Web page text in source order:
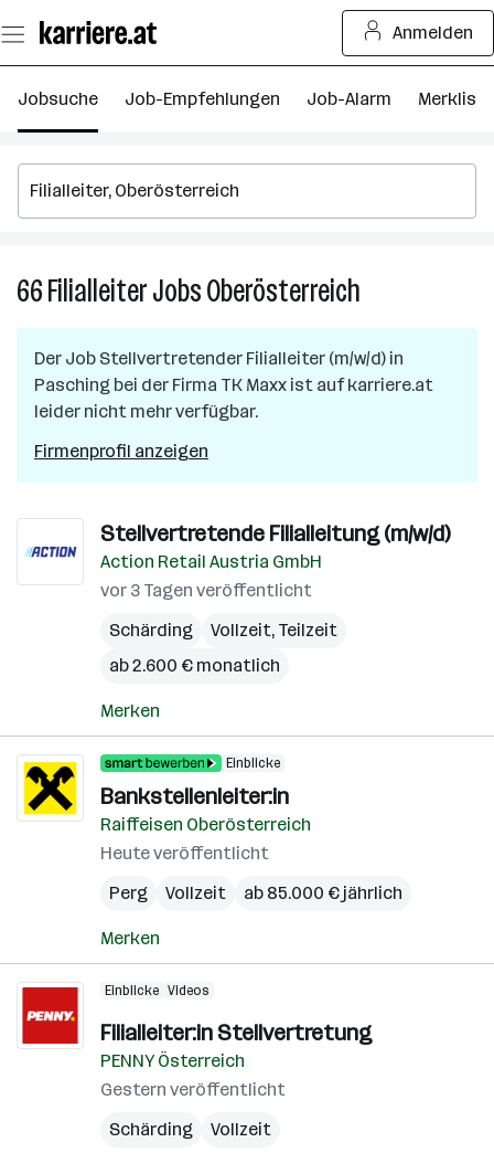
Seiteninhalt
springen
Anmelden
Jobsuche Job-Empfehlungen Job-Alarm Merkliste
66FilialleiterJobsOberösterreich
in
Oberösterreich
Der Job Stellvertretender Filialleiter (m/w/d) in
Pasching bei der Firma TK Maxx ist auf karriere.at
leider nicht mehr verfügbar.
Firmenprofil anzeigen
Stellvertretende Filialleitung (m/w/d)
Action Retail Austria GmbH
vor 3 Tagen veröffentlicht
Schärding
Vollzeit, Teilzeit
ab 2.600 € monatlich
Merken
Einblicke
Bankstellenleiter:in
Raiffeisen Oberösterreich
Heute veröffentlicht
Perg
Vollzeit ab 85.000 € jährlich
Merken
Einblicke Videos
Filialleiter:in Stellvertretung
PENNY Österreich
Gestern veröffentlicht
Schärding
Vollzeit